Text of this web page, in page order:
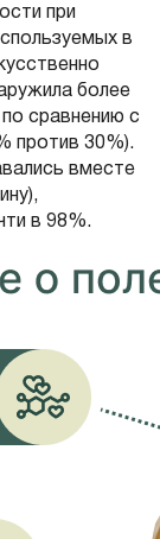
при
в
более
сравнению с
против 30%).
вместе
в 98%.